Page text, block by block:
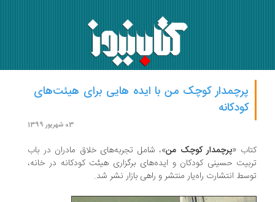
پرچمدار کوچک من با ایده هایی برای هیئت‌های
کودکانه
03 شهریور 1399
کتاب «پرچمدار کوچک من»، شامل تجربه‌های خلاق مادران در باب
تربیت حسینی کودکان و ایده‌های برگزاری هیئت کودکانه در خانه،
توسط انتشارت راه‌یار منتشر و راهی بازار نشر شد.